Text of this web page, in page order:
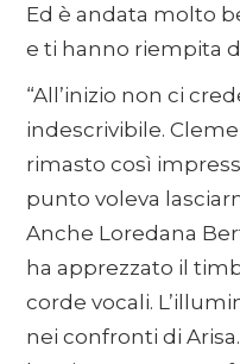
Ed è andata molto
e ti hanno riempita
“All’inizio non ci
indescrivibile.
rimasto così
punto voleva
Anche Loredana
ha apprezzato il
corde vocali.
nei confronti di